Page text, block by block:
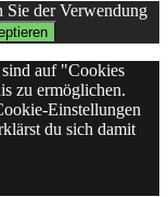
Sie der Verwendung
auf "Cookies
zu ermöglichen.
Einstellungen
du sich damit